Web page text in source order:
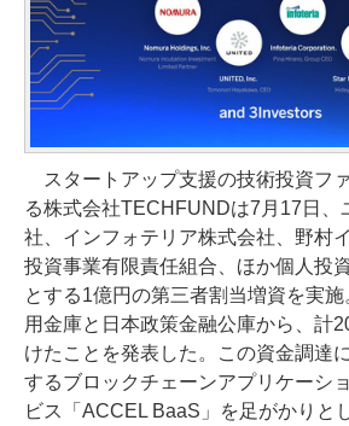
スタートアップ支援の技術投資フ
る株式会社TECHFUNDは7月17日、
社、インフォテリア株式会社、野村
投資事業有限責任組合、ほか個人投
とする1億円の第三者割当増資を実
用金庫と日本政策金融公庫から、計
けたことを発表した。この資金調達
するブロックチェーンアプリケーシ
ビス「ACCEL BaaS」を足がかりと